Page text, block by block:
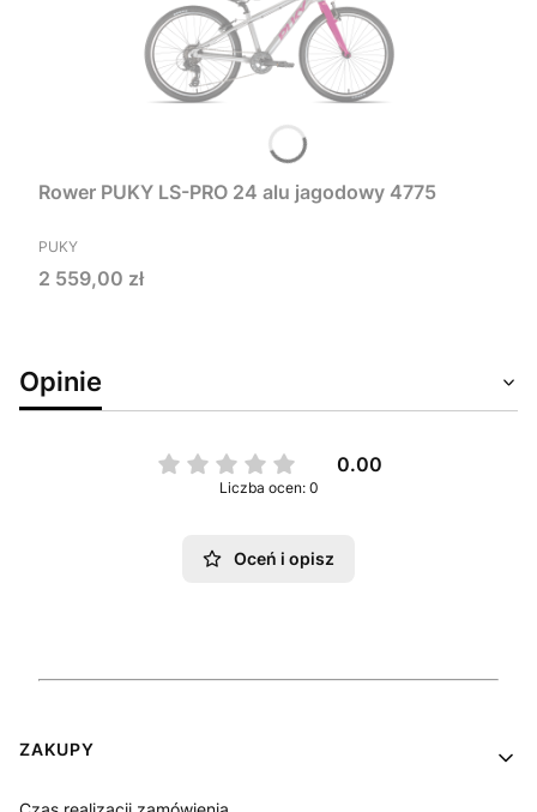
Rower PUKY LS-PRO 24 alu jagodowy 4775
PRODUCENT
PUKY
Cena
2 559,00 zł
Opinie
0.00
Liczba ocen: 0
Oceń i opisz
Linki w stopce
ZAKUPY